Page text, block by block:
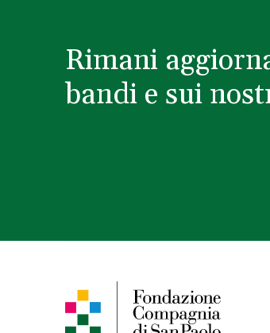
Rimani
bandi e sui